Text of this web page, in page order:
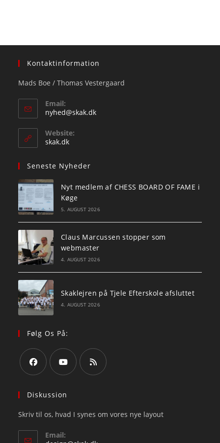
Kontaktinformation
Mads Boe / Thomas Vestergaard
Email:
nyhed@skak.dkOpens
Website:
skak.dk
Seneste Nyheder
Nyt medlem af CHESS BOARD OF FAME i
Køge
5. AUGUST 2026
Claus Marcussen stopper som
webmaster
4. AUGUST 2026
Skaklejren på Tjele Efterskole afsluttet
4. AUGUST 2026
Følg Os På:
in
new
tab
in
new
new
Diskussion
Skriv til os, hvad I synes om vores nye layout
Email: